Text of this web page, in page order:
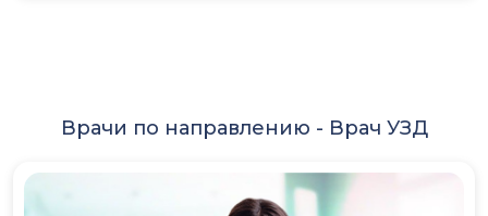
Врачи по направлению - Врач УЗД